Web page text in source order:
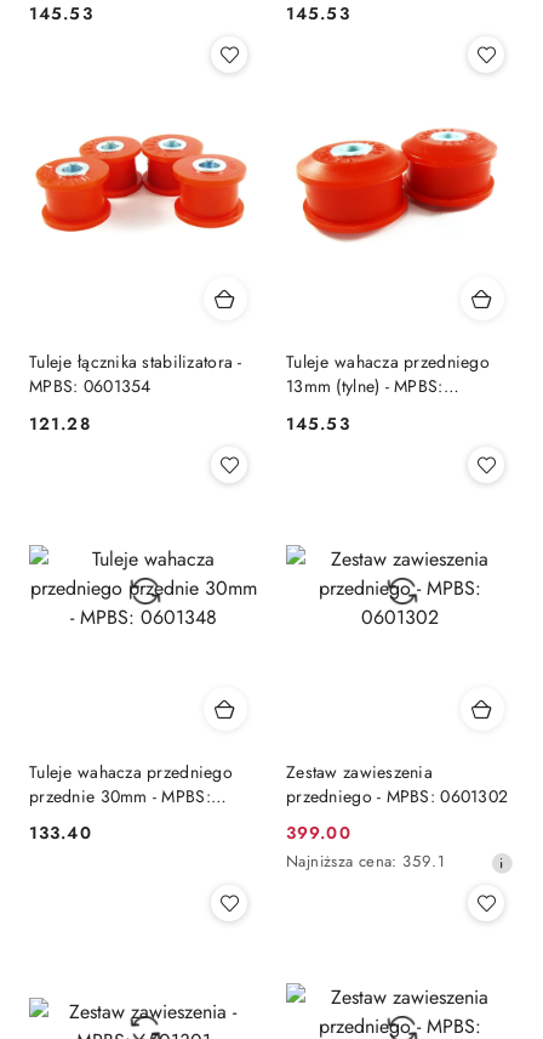
Cena:
145.53 Cena:
145.53
Tuleje łącznika stabilizatora -
MPBS: 0601354
Cena:
121.28
Tuleje wahacza przedniego
13mm (tylne) - MPBS:
Cena:
145.53
Tuleje wahacza przedniego
przednie 30mm - MPBS:
Cena:
133.40
Zestaw zawieszenia
przedniego - MPBS: 0601302
Cena
promocyjna:
399.00
Najniższa
obniżką
Najniższa cena: 359.1